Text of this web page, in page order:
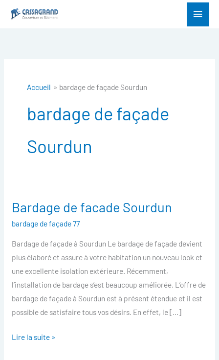
Menu
Accueil bardage de façade Sourdun
bardage de façade
Sourdun
Bardage de facade Sourdun
bardage de façade 77
Bardage de façade à Sourdun Le bardage de façade devient
plus élaboré et assure à votre habitation un nouveau look et
une excellente isolation extérieure. Récemment,
l’installation de bardage s’est beaucoup améliorée. L’offre de
bardage de façade à Sourdun est à présent étendue et il est
possible de satisfaire tous vos désirs. En effet, le […]
Bardage
Sourdun
Lire la suite »